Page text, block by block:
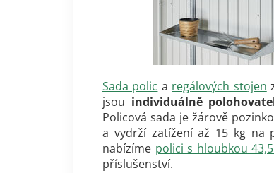
Sada polic a regálových stojen
jsou individuálně
Policová sada je žárově
a vydrží zatížení až 15 kg na
nabízíme polici s hloubkou
příslušenství.